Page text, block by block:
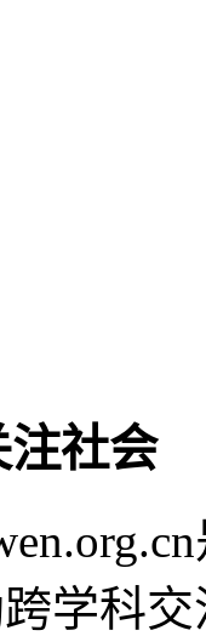
社会
学科